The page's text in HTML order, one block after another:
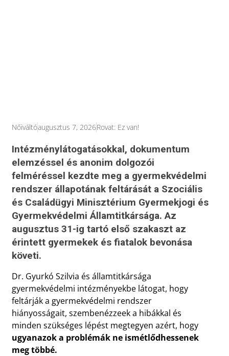
Nőiváltóaugusztus 7, 2026Rovat: Ez van!
Intézménylátogatásokkal, dokumentum
elemzéssel és anonim dolgozói
felméréssel kezdte meg a gyermekvédelmi
rendszer állapotának feltárását a Szociális
és Családügyi Minisztérium Gyermekjogi és
Gyermekvédelmi Államtitkársága. Az
augusztus 31-ig tartó első szakaszt az
érintett gyermekek és fiatalok bevonása
követi.
Dr. Gyurkó Szilvia és államtitkársága
gyermekvédelmi intézményekbe látogat, hogy
feltárják a gyermekvédelmi rendszer
hiányosságait, szembenézzeek a hibákkal és
minden szükséges lépést megtegyen azért, hogy
ugyanazok a problémák ne ismétlődhessenek
meg többé.